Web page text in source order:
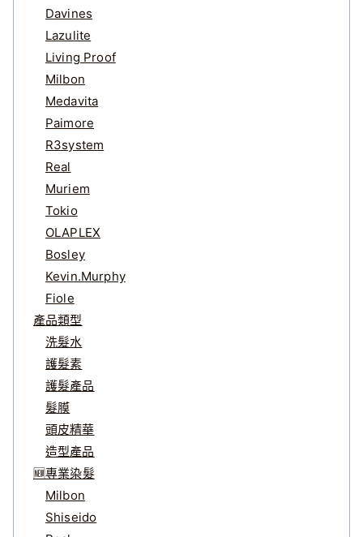
Davines
Lazulite
Living Proof
Milbon
Medavita
Paimore
R3system
Real
Muriem
Tokio
OLAPLEX
Bosley
Kevin.Murphy
Fiole
產品類型
洗髮水
護髮素
護髮產品
髮膜
頭皮精華
造型產品
🆕專業染髮
Milbon
Shiseido